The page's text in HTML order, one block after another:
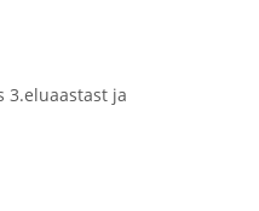
3.eluaastast ja